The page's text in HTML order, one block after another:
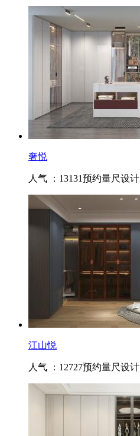
奢悦
人气 ：13131预约量尺设计
江山悦
人气 ：12727预约量尺设计